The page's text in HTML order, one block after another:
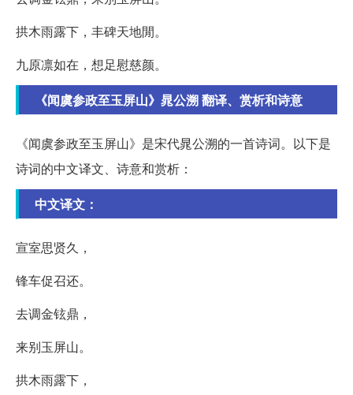
拱木雨露下，丰碑天地閒。
九原凛如在，想足慰慈颜。
《闻虞参政至玉屏山》晁公溯 翻译、赏析和诗意
《闻虞参政至玉屏山》是宋代晁公溯的一首诗词。以下是
诗词的中文译文、诗意和赏析：
中文译文：
宣室思贤久，
锋车促召还。
去调金铉鼎，
来别玉屏山。
拱木雨露下，